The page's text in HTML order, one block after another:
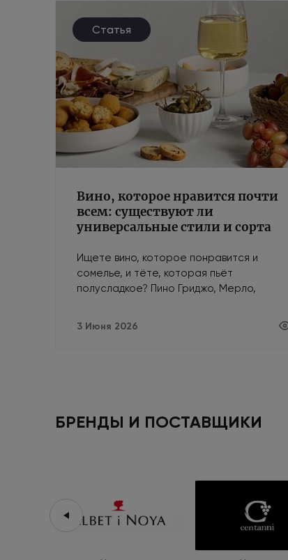
Статья
Вино, которое нравится почти
всем: существуют ли
универсальные стили и сорта
Ищете вино, которое понравится и
сомелье, и тёте, которая пьёт
полусладкое? Пино Гриджо, Мерло,
3 Июня 2026
БРЕНДЫ И ПОСТАВЩИКИ